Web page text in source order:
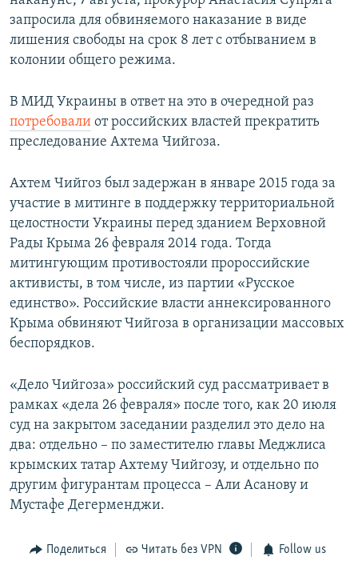
запросила для обвиняемого наказание в виде
лишения свободы на срок 8 лет с отбыванием в
колонии общего режима.
В МИД Украины в ответ на это в очередной раз
потребовали от российских властей прекратить
преследование Ахтема Чийгоза.
Ахтем Чийгоз был задержан в январе 2015 года за
участие в митинге в поддержку территориальной
целостности Украины перед зданием Верховной
Рады Крыма 26 февраля 2014 года. Тогда
митингующим противостояли пророссийские
активисты, в том числе, из партии «Русское
единство». Российские власти аннексированного
Крыма обвиняют Чийгоза в организации массовых
беспорядков.
«Дело Чийгоза» российский суд рассматривает в
рамках «дела 26 февраля» после того, как 20 июля
суд на закрытом заседании разделил это дело на
два: отдельно – по заместителю главы Меджлиса
крымских татар Ахтему Чийгозу, и отдельно по
другим фигурантам процесса – Али Асанову и
Мустафе Дегерменджи.
Поделиться Читать без VPN Follow us